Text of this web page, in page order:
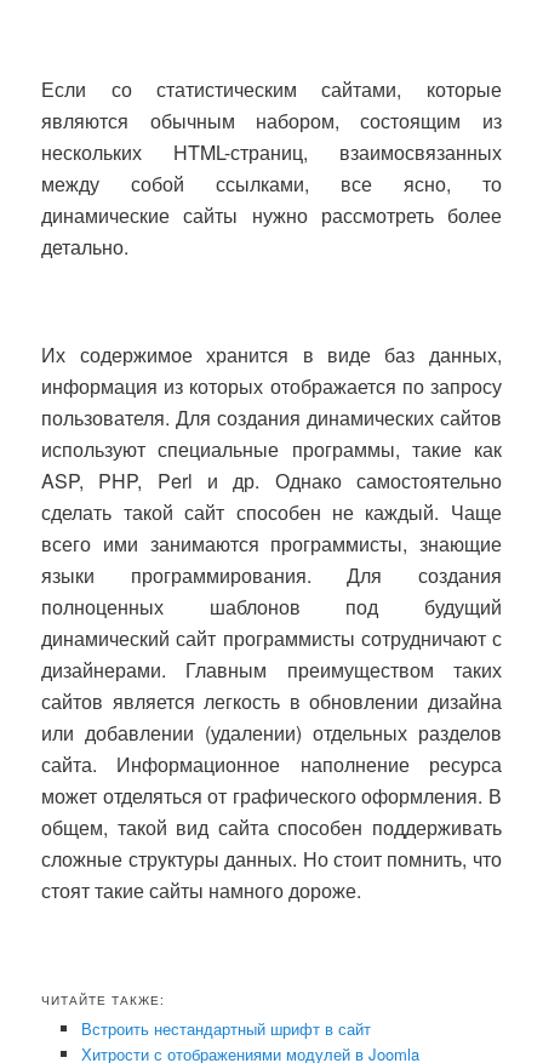
Если со статистическим сайтами, которые
являются обычным набором, состоящим из
нескольких HTML-страниц, взаимосвязанных
между собой ссылками, все ясно, то
динамические сайты нужно рассмотреть более
детально.
Их содержимое хранится в виде баз данных,
информация из которых отображается по запросу
пользователя. Для создания динамических сайтов
используют специальные программы, такие как
ASP, PHP, Perl и др. Однако самостоятельно
сделать такой сайт способен не каждый. Чаще
всего ими занимаются программисты, знающие
языки программирования. Для создания
полноценных шаблонов под будущий
динамический сайт программисты сотрудничают с
дизайнерами. Главным преимуществом таких
сайтов является легкость в обновлении дизайна
или добавлении (удалении) отдельных разделов
сайта. Информационное наполнение ресурса
может отделяться от графического оформления. В
общем, такой вид сайта способен поддерживать
сложные структуры данных. Но стоит помнить, что
стоят такие сайты намного дороже.
ЧИТАЙТЕ ТАКЖЕ:
Встроить нестандартный шрифт в сайт
Хитрости с отображениями модулей в Joomla